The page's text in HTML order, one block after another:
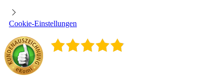
Cookie-Einstellungen